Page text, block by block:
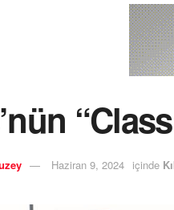
Haziran 9, 2024 içinde